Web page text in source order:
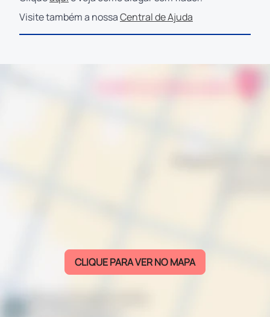
Visite também a nossaCentral de Ajuda
CLIQUE PARA VER NO MAPA